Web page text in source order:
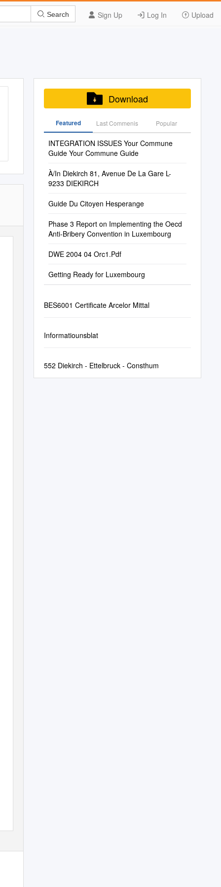
Sign Up Log In Upload
Search
Download
Featured Last Commenis Popular
INTEGRATION ISSUES Your Commune
Guide Your Commune Guide
À/In Diekirch 81, Avenue De La Gare L-
9233 DIEKIRCH
Guide Du Citoyen Hesperange
Phase 3 Report on Implementing the Oecd
Anti-Bribery Convention in Luxembourg
DWE 2004 04 Orc1.Pdf
Getting Ready for Luxembourg
BES6001 Certificate Arcelor Mittal
Informatiounsblat
552 Diekirch - Ettelbruck - Consthum